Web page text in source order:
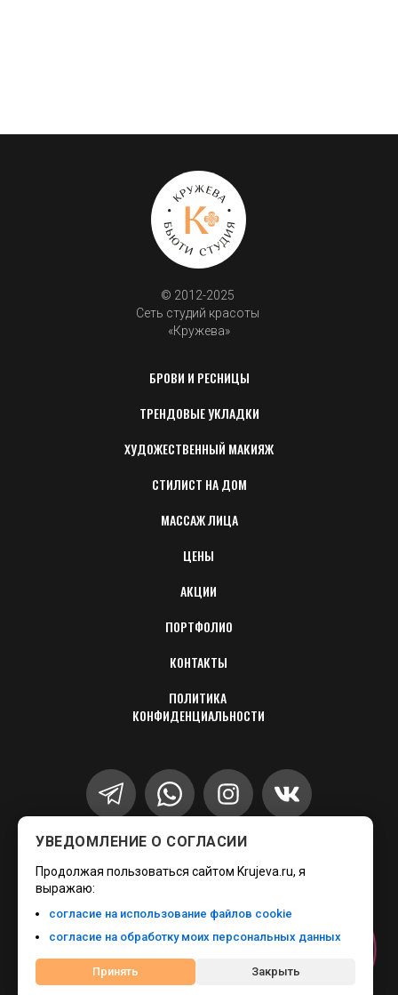
© 2012-2025
Сеть студий красоты
«Кружева»
+7 (499) 346-89-17
БРОВИ И РЕСНИЦЫ
ТРЕНДОВЫЕ УКЛАДКИ
ХУДОЖЕСТВЕННЫЙ МАКИЯЖ
СТИЛИСТ НА ДОМ
МАССАЖ ЛИЦА
ЦЕНЫ
АКЦИИ
ПОРТФОЛИО
КОНТАКТЫ
ПОЛИТИКА
КОНФИДЕНЦИАЛЬНОСТИ
Онлайн-
УВЕДОМЛЕНИЕ О СОГЛАСИИ
Продолжая пользоваться сайтом Krujeva.ru, я
выражаю:
согласие на использование файлов cookie
согласие на обработку моих персональных данных
Принять Закрыть